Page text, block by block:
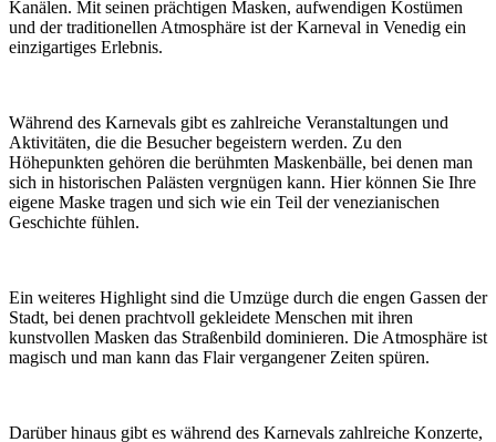
Kanälen. Mit seinen prächtigen Masken, aufwendigen Kostümen
und der traditionellen Atmosphäre ist der Karneval in Venedig ein
einzigartiges Erlebnis.
Während des Karnevals gibt es zahlreiche Veranstaltungen und
Aktivitäten, die die Besucher begeistern werden. Zu den
Höhepunkten gehören die berühmten Maskenbälle, bei denen man
sich in historischen Palästen vergnügen kann. Hier können Sie Ihre
eigene Maske tragen und sich wie ein Teil der venezianischen
Geschichte fühlen.
Ein weiteres Highlight sind die Umzüge durch die engen Gassen der
Stadt, bei denen prachtvoll gekleidete Menschen mit ihren
kunstvollen Masken das Straßenbild dominieren. Die Atmosphäre ist
magisch und man kann das Flair vergangener Zeiten spüren.
Darüber hinaus gibt es während des Karnevals zahlreiche Konzerte,